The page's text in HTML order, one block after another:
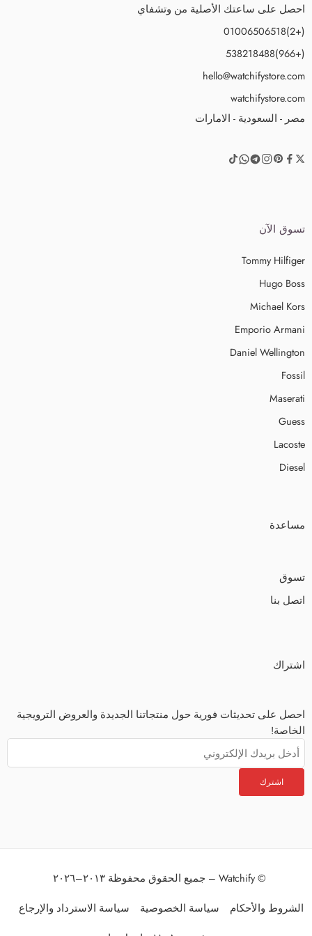
احصل على ساعتك الأصلية من وتشفاي
(+2)01006506518
(+966)538218488
hello@watchifystore.com
watchifystore.com
مصر - السعودية - الامارات
تسوق الآن
Tommy Hilfiger
Hugo Boss
Michael Kors
Emporio Armani
Daniel Wellington
Fossil
Maserati
Guess
Lacoste
Diesel
مساعدة
تسوق
اتصل بنا
اشتراك
احصل على تحديثات فورية حول منتجاتنا الجديدة والعروض الترويجية
الخاصة!
© Watchify – جميع الحقوق محفوظة ٢٠١٣–٢٠٢٦
الشروط والأحكام سياسة الخصوصية سياسة الاسترداد والإرجاع